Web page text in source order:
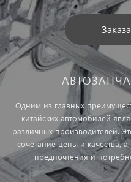
Одним из главных
китайских автомобилей
различных производителей.
сочетание цены и качества,
предпочтения и